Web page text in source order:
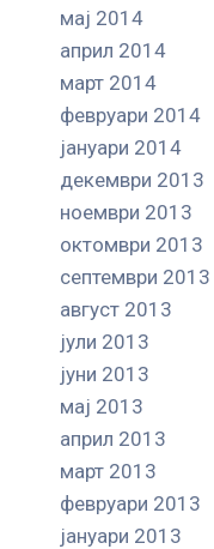
мај 2014
април 2014
март 2014
февруари 2014
јануари 2014
декември 2013
ноември 2013
октомври 2013
септември 2013
август 2013
јули 2013
јуни 2013
мај 2013
април 2013
март 2013
февруари 2013
јануари 2013